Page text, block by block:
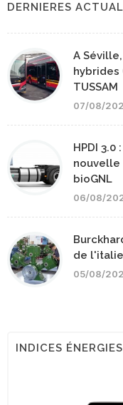
DERNIERES
A
hybrides
TUSSAM
07/08/
HPDI
nouvelle
bioGNL
06/08/
de
05/08/
INDICES